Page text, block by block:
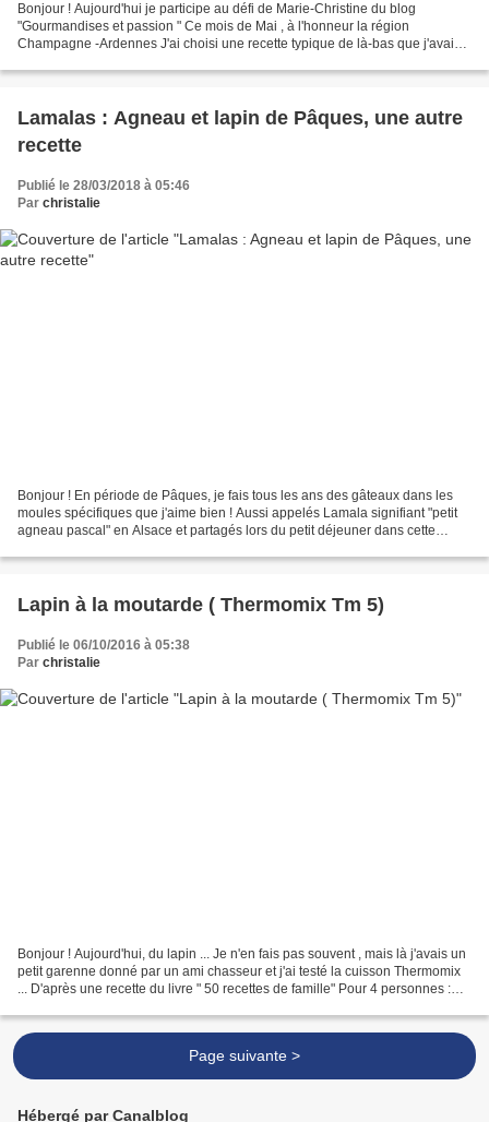
Bonjour ! Aujourd'hui je participe au défi de Marie-Christine du blog
"Gourmandises et passion " Ce mois de Mai , à l'honneur la région
Champagne -Ardennes J'ai choisi une recette typique de là-bas que j'avais
Lamalas : Agneau et lapin de Pâques, une autre
recette
Publié le 28/03/2018 à 05:46
Par christalie
Bonjour ! En période de Pâques, je fais tous les ans des gâteaux dans les
moules spécifiques que j'aime bien ! Aussi appelés Lamala signifiant "petit
agneau pascal" en Alsace et partagés lors du petit déjeuner dans cette
Lapin à la moutarde ( Thermomix Tm 5)
Publié le 06/10/2016 à 05:38
Par christalie
Bonjour ! Aujourd'hui, du lapin ... Je n'en fais pas souvent , mais là j'avais un
petit garenne donné par un ami chasseur et j'ai testé la cuisson Thermomix
... D'après une recette du livre " 50 recettes de famille" Pour 4 personnes :
Page suivante >
Hébergé par Canalblog